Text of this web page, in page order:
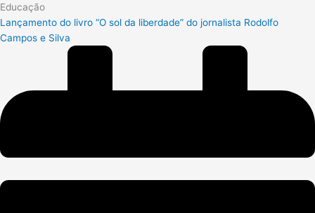
Educação
Lançamento do livro “O sol da liberdade” do jornalista Rodolfo
Campos e Silva